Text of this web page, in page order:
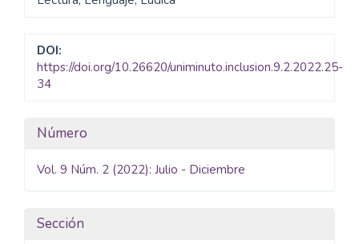
DOI:
https://doi.org/10.26620/uniminuto.inclusion.9.2.2022.25-
34
Detalles
del
Número
Vol. 9 Núm. 2 (2022): Julio - Diciembre
Sección